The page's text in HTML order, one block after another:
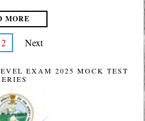
MORE
2 Next
EXAM 2025 MOCK TEST